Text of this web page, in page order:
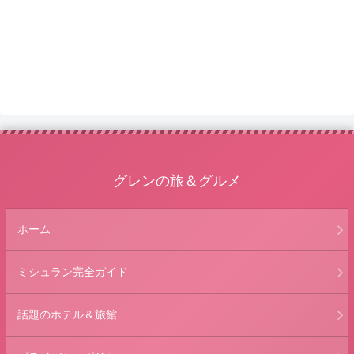
グレンの旅＆グルメ
ホーム
ミシュラン完全ガイド
話題のホテル＆旅館